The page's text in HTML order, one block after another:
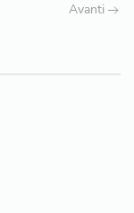
Avanti